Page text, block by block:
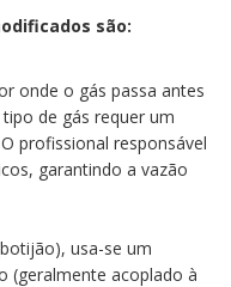
são:
onde o gás passa antes
de gás requer um
profissional responsável
garantindo a vazão
usa-se um
(geralmente acoplado à